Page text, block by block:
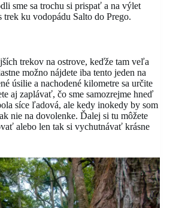
sme sa trochu si prispať a na výlet
ku vodopádu Salto do Prego.
trekov na ostrove, keďže tam veľa
možno nájdete iba tento jeden na
úsilie a nachodené kilometre sa určite
aj zaplávať, čo sme samozrejme hneď
síce ľadová, ale kedy inokedy by som
nie na dovolenke. Ďalej si tu môžete
alebo len tak si vychutnávať krásne